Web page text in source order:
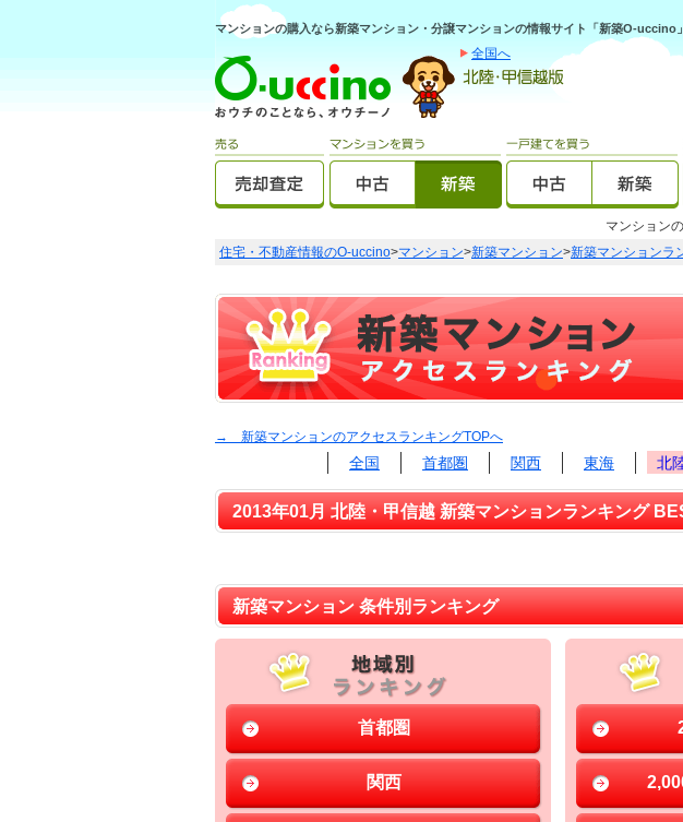
マンションの購入なら新築マンション・分譲マンションの情報サイト「新築O-uccino」
全国へ
マンション
住宅・不動産情報のO-uccino>マンション>新築マンション>新築マンションラ
→ 新築マンションのアクセスランキングTOPへ
全国 首都圏 関西 東海 北
2013年01月 北陸・甲信越 新築マンションランキング
新築マンション 条件別ランキング
首都圏
関西